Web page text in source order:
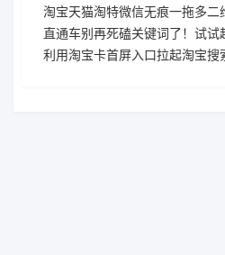
淘宝天猫淘特微信无痕一拖多二
直通车别再死磕关键词了！试试
利用淘宝卡首屏入口拉起淘宝搜